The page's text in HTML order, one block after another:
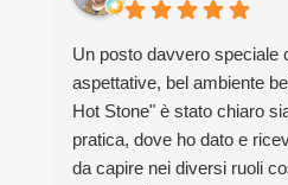
Un posto davvero speciale
aspettative, bel ambiente
Hot Stone" è stato chiaro
pratica, dove ho dato e
da capire nei diversi ruoli